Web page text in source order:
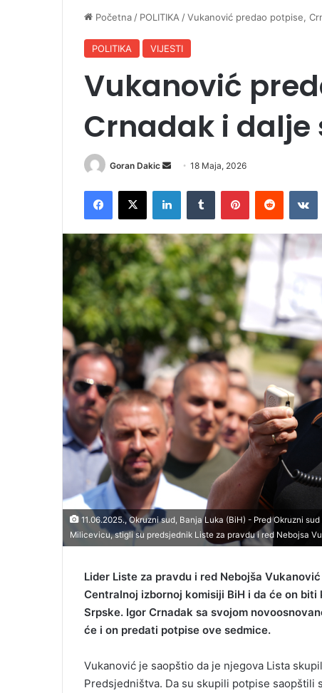
Početna / POLITIKA /Vukanović predao potpise,
POLITIKA VIJESTI
Vukanović
Crnadak i dalje
Goran Dakic
a
n
e
m
a
i
l
18 Maja, 2026
11.06.2025., Okruzni sud, Banja Luka (BiH) - Pred Okruzni
Milicevicu, stigli su predsjednik Liste za pravdu i red Nebojsa
Lider Liste za pravdu i red Nebojša
Centralnoj izbornoj komisiji BiH i da će on
Srpske. Igor Crnadak sa svojom
će i on predati potpise ove sedmice.
Vukanović je saopštio da je njegova Lista
Predsjedništva. Da su skupili potpise saopštili